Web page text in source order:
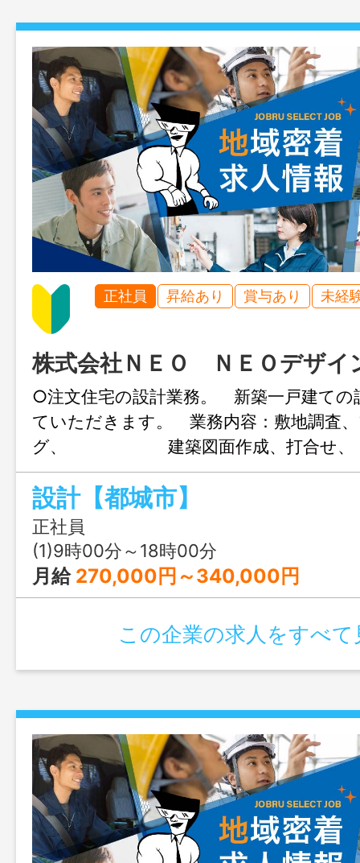
正社員 昇給あり 賞与あり 未経
株式会社ＮＥＯ ＮＥＯデザイ
○注文住宅の設計業務。 新築一戸建ての
ていただきます。 業務内容：敷地調査
グ、 建築図面作成、打
築確認申請業務等 ＊業務の変更範囲
る業務
設計【都城市】
正社員
(1)9時00分～18時00分
月給 270,000円～340,000円
この企業の求人をすべて